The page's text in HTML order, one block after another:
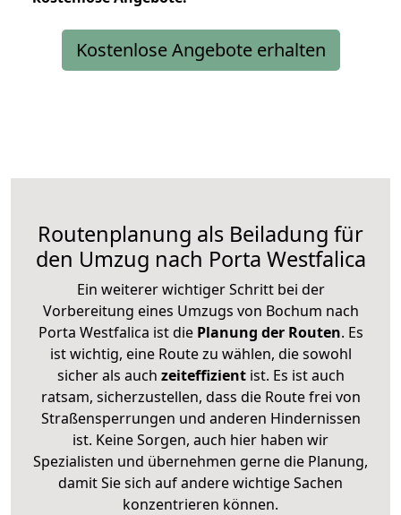
Kostenlose Angebote erhalten
Routenplanung als Beiladung für
den Umzug nach Porta Westfalica
Ein weiterer wichtiger Schritt bei der
Vorbereitung eines Umzugs von Bochum nach
Porta Westfalica ist diePlanung der Routen. Es
ist wichtig, eine Route zu wählen, die sowohl
sicher als auch zeiteffizientist. Es ist auch
ratsam, sicherzustellen, dass die Route frei von
Straßensperrungen und anderen Hindernissen
ist. Keine Sorgen, auch hier haben wir
Spezialisten und übernehmen gerne die Planung,
damit Sie sich auf andere wichtige Sachen
konzentrieren können.